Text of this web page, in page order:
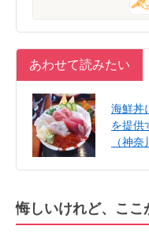
あわせて読みたい
海鮮丼
を提供
（神奈
悔しいけれど、ここ